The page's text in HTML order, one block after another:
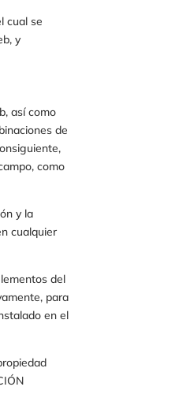
cual se
y
así como
de
como
y la
cualquier
del
para
en el